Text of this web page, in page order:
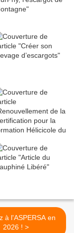
à l'ASPERSA en
2026 ! >